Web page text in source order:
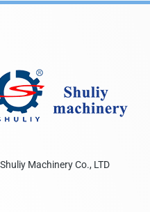
Machinery Co., LTD